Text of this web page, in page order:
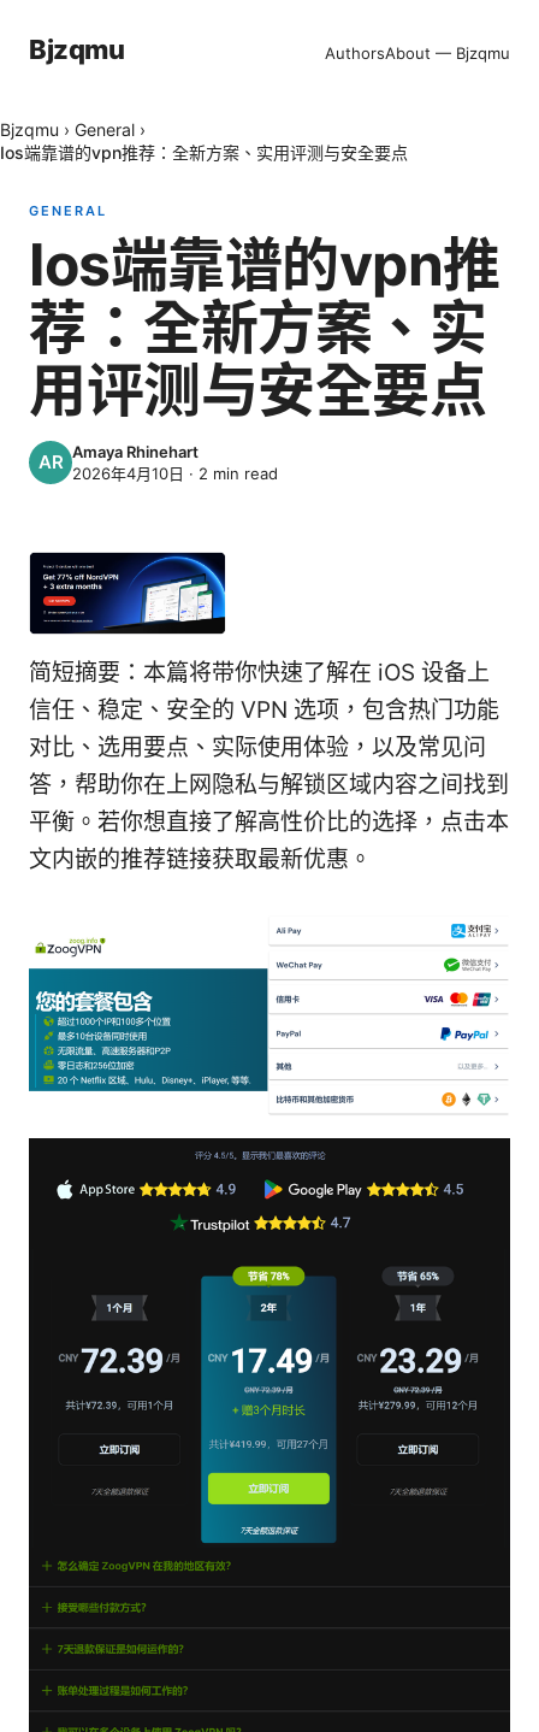
Bjzqmu AuthorsAbout — Bjzqmu
Bjzqmu › General ›
Ios端靠谱的vpn推荐：全新方案、实用评测与安全要点
GENERAL
Ios端靠谱的vpn推
荐：全新方案、实
用评测与安全要点
Amaya Rhinehart
2026年4月10日 · 2 min read
简短摘要：本篇将带你快速了解在 iOS 设备上
信任、稳定、安全的 VPN 选项，包含热门功能
对比、选用要点、实际使用体验，以及常见问
答，帮助你在上网隐私与解锁区域内容之间找到
平衡。若你想直接了解高性价比的选择，点击本
文内嵌的推荐链接获取最新优惠。